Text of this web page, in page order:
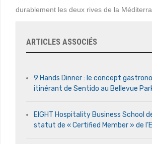
durablement les deux rives de la
ARTICLES ASSOCIÉS
9 Hands Dinner : le concept
itinérant de Sentido au Bellevue
EIGHT Hospitality Business School
statut de « Certified Member » de